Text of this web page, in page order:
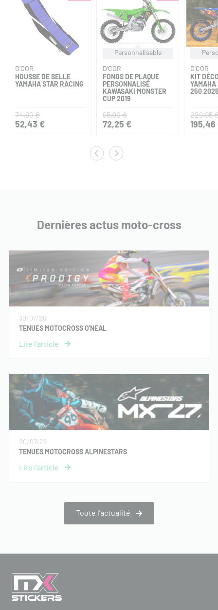
D'COR
HOUSSE DE SELLE
YAMAHA STAR RACING
74,90 €
52,43 €
Personnalisable
D'COR
FONDS DE PLAQUE
PERSONNALISÉ
KAWASAKI MONSTER
CUP 2019
85,00 €
72,25 €
D'COR
KIT
YAMAHA
250
229,95
195,46
Dernières actus moto-cross
30/07/26
TENUES MOTOCROSS O'NEAL
20/07/26
TENUES MOTOCROSS ALPINESTARS
Toute l’actualité